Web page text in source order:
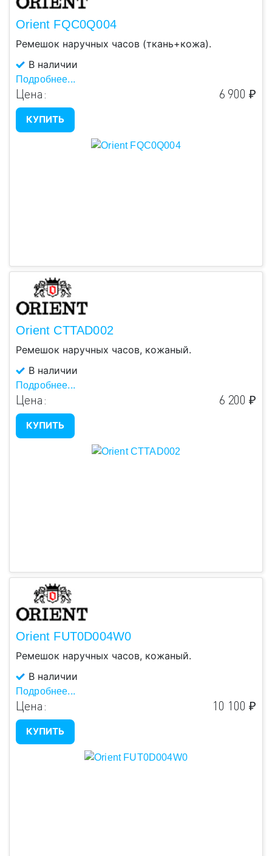
Orient FQC0Q004
Ремешок наручных часов (ткань+кожа).
В наличии
Подробнее...
Цена: 6 900 ₽
КУПИТЬ
Orient CTTAD002
Ремешок наручных часов, кожаный.
В наличии
Подробнее...
Цена: 6 200 ₽
КУПИТЬ
Orient FUT0D004W0
Ремешок наручных часов, кожаный.
В наличии
Подробнее...
Цена: 10 100 ₽
КУПИТЬ